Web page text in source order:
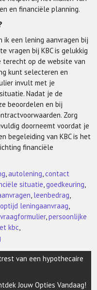
en financiële planning.
ik een lening aanvragen bij
vragen bij KBC is gelukkig
terecht op de website van
kunt selecteren en
invult met je
Nadat je de
beoordelen en bij
Zorg
doorneemt voordat je
begeleiding van KBC is het
financiële
,autolening,contact
situatie,goedkeuring,
, leenbedrag,
leningaanvraag,
,persoonlijke
kbc,
van een hypothecaire
Jouw Opties Vandaag!